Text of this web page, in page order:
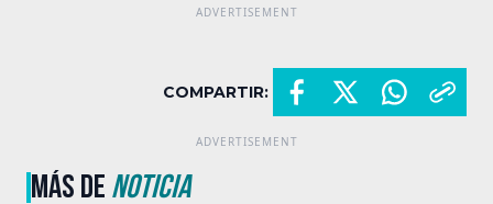
COMPARTIR:
MÁS DENOTICIA